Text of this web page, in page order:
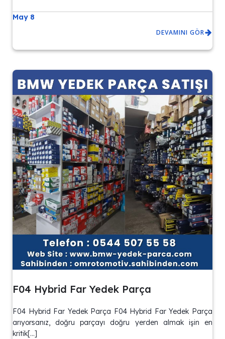
May 8
DEVAMINI GÖR
F04 Hybrid Far Yedek Parça
F04 Hybrid Far Yedek Parça F04 Hybrid Far Yedek Parça
arıyorsanız, doğru parçayı doğru yerden almak işin en
kritik[…]